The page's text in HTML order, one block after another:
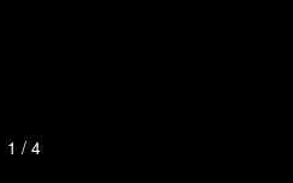
1 / 4